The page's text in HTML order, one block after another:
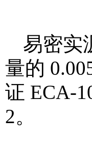
易密实
量的
证 ECA-
2。